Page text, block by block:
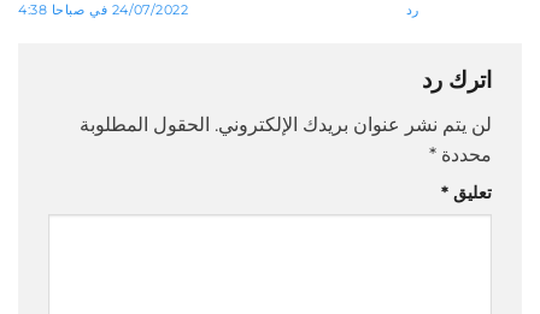
24/07/2022 في صباحا 4:38 رد
اترك رد
لن يتم نشر عنوان بريدك الإلكتروني. الحقول المطلوبة
محددة *
تعليق *